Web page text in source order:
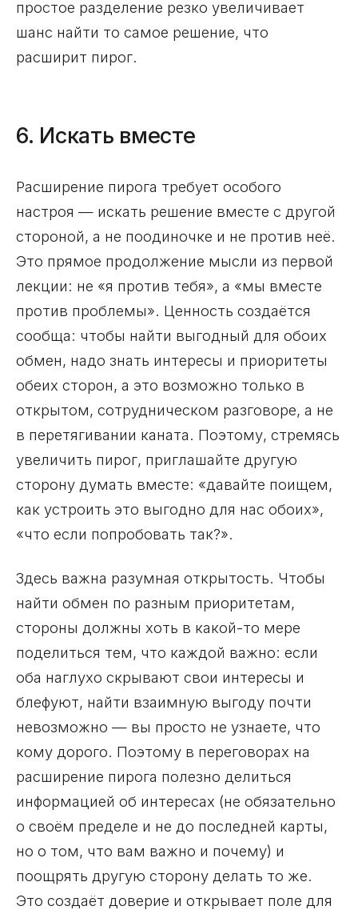
простое разделение резко увеличивает
шанс найти то самое решение, что
расширит пирог.
6. Искать вместе
Расширение пирога требует особого
настроя — искать решение вместе с другой
стороной, а не поодиночке и не против неё.
Это прямое продолжение мысли из первой
лекции: не «я против тебя», а «мы вместе
против проблемы». Ценность создаётся
сообща: чтобы найти выгодный для обоих
обмен, надо знать интересы и приоритеты
обеих сторон, а это возможно только в
открытом, сотрудническом разговоре, а не
в перетягивании каната. Поэтому, стремясь
увеличить пирог, приглашайте другую
сторону думать вместе: «давайте поищем,
как устроить это выгодно для нас обоих»,
«что если попробовать так?».
Здесь важна разумная открытость. Чтобы
найти обмен по разным приоритетам,
стороны должны хоть в какой-то мере
поделиться тем, что каждой важно: если
оба наглухо скрывают свои интересы и
блефуют, найти взаимную выгоду почти
невозможно — вы просто не узнаете, что
кому дорого. Поэтому в переговорах на
расширение пирога полезно делиться
информацией об интересах (не обязательно
о своём пределе и не до последней карты,
но о том, что вам важно и почему) и
поощрять другую сторону делать то же.
Это создаёт доверие и открывает поле для